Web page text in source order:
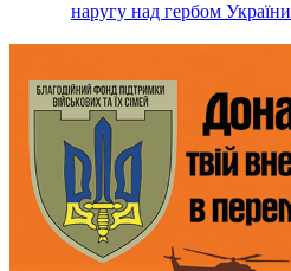
наругу над гербом України